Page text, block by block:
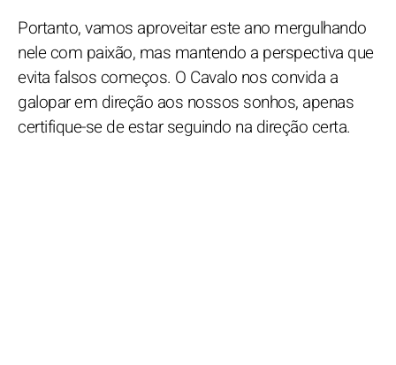
Portanto, vamos aproveitar este ano mergulhando
nele com paixão, mas mantendo a perspectiva que
evita falsos começos. O Cavalo nos convida a
galopar em direção aos nossos sonhos, apenas
certifique-se de estar seguindo na direção certa.